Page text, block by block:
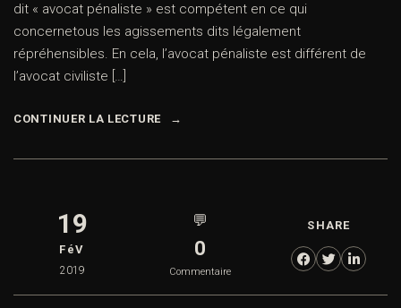
dit « avocat pénaliste » est compétent en ce qui
concernetous les agissements dits légalement
répréhensibles. En cela, l’avocat pénaliste est différent de
l’avocat civiliste […]
CONTINUER LA LECTURE
19
FéV
2019
💬
0
Commentaire
SHARE